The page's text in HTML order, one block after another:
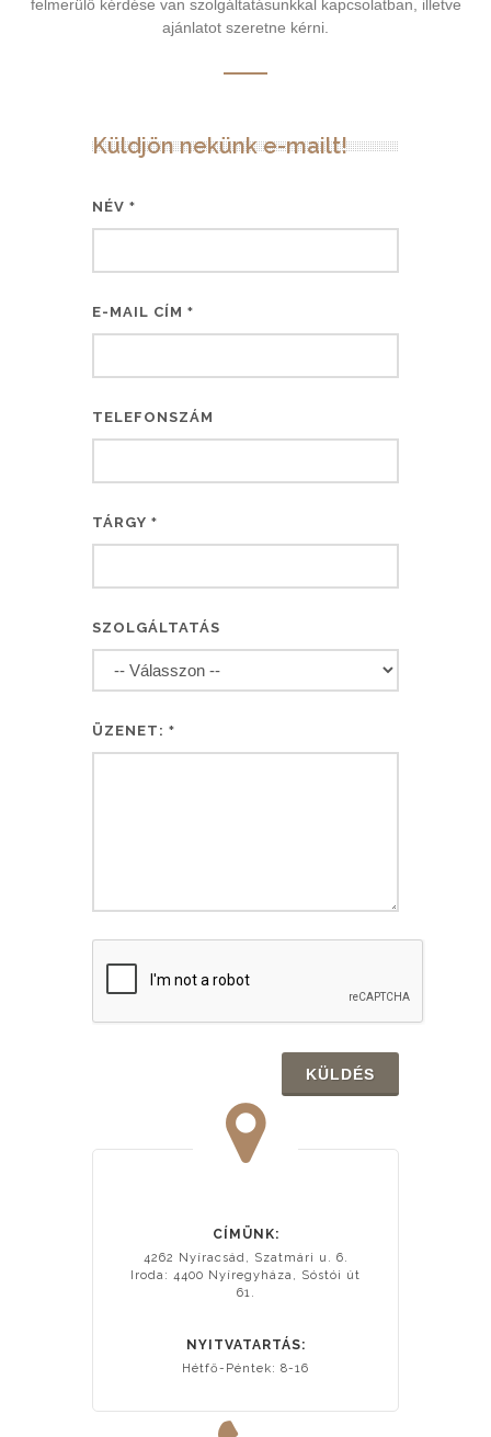
felmerülő kérdése van szolgáltatásunkkal kapcsolatban, illetve
ajánlatot szeretne kérni.
Küldjön nekünk e-mailt!
NÉV *
E-MAIL CÍM *
TELEFONSZÁM
TÁRGY *
SZOLGÁLTATÁS
ÜZENET: *
KÜLDÉS
CÍMÜNK:
4262 Nyíracsád, Szatmári u. 6.
Iroda: 4400 Nyíregyháza, Sóstói út
61.
NYITVATARTÁS:
Hétfő-Péntek: 8-16